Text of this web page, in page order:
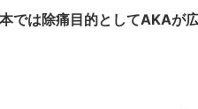
は除痛目的としてAKAが